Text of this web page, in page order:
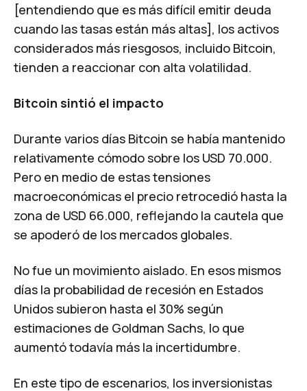
[entendiendo que es más difícil emitir deuda
cuando las tasas están más altas], los activos
considerados más riesgosos, incluido Bitcoin,
tienden a reaccionar con alta volatilidad.
Bitcoin sintió el impacto
Durante varios días Bitcoin se había mantenido
relativamente cómodo sobre los USD 70.000.
Pero en medio de estas tensiones
macroeconómicas el precio retrocedió hasta la
zona de USD 66.000, reflejando la cautela que
se apoderó de los mercados globales.
No fue un movimiento aislado. En esos mismos
días la probabilidad de recesión en Estados
Unidos subieron hasta el 30% según
estimaciones de Goldman Sachs, lo que
aumentó todavía más la incertidumbre.
En este tipo de escenarios, los inversionistas